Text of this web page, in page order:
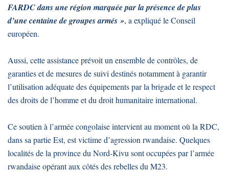
FARDC dans une région marquée par la présence de plus
d’une centaine de groupes armés », a expliqué le Conseil
européen.
Aussi, cette assistance prévoit un ensemble de contrôles, de
garanties et de mesures de suivi destinés notamment à garantir
l’utilisation adéquate des équipements par la brigade et le respect
des droits de l’homme et du droit humanitaire international.
Ce soutien à l’armée congolaise intervient au moment où la RDC,
dans sa partie Est, est victime d’agression rwandaise. Quelques
localités de la province du Nord-Kivu sont occupées par l’armée
rwandaise opérant aux côtés des rebelles du M23.